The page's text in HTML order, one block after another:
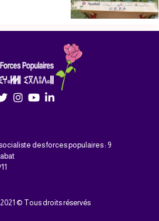
des forces populaires : 9
© Tous droits réservés